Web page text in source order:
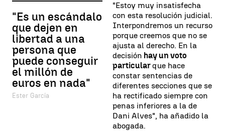
"Es un escándalo
que dejen en
libertad a una
persona que
puede conseguir
el millón de
euros en nada"
Ester García
"Estoy muy insatisfecha
con esta resolución judicial.
Interpondremos un recurso
porque creemos que no se
ajusta al derecho. En la
decisión hay un voto
particularque hace
constar sentencias de
diferentes secciones que se
ha rectificado siempre con
penas inferiores a la de
Dani Alves", ha añadido la
abogada.